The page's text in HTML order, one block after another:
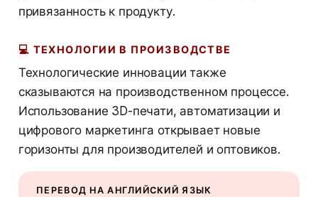
привязанность к продукту.
💻 ТЕХНОЛОГИИ В ПРОИЗВОДСТВЕ
Технологические инновации также
сказываются на производственном процессе.
Использование 3D-печати, автоматизации и
цифрового маркетинга открывает новые
горизонты для производителей и оптовиков.
ПЕРЕВОД НА АНГЛИЙСКИЙ ЯЗЫК